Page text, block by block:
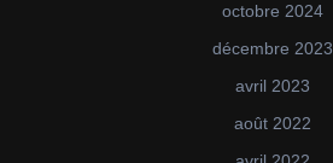
octobre 2024
décembre 2023
avril 2023
août 2022